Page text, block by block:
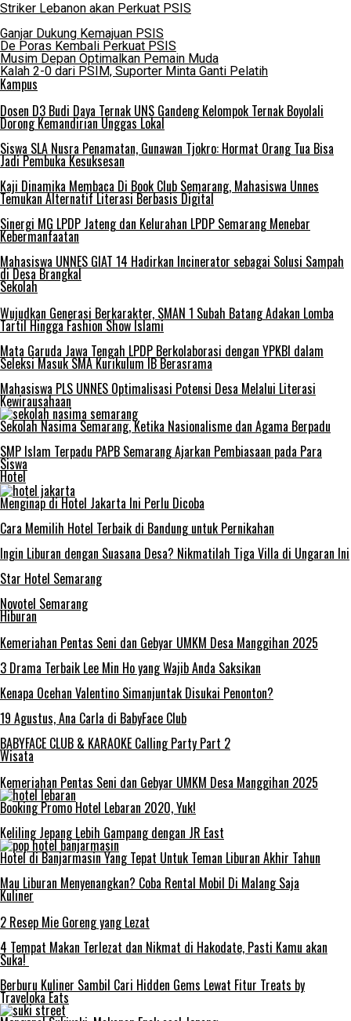
Striker Lebanon akan Perkuat PSIS
Ganjar Dukung Kemajuan PSIS
De Poras Kembali Perkuat PSIS
Musim Depan Optimalkan Pemain Muda
Kalah 2-0 dari PSIM, Suporter Minta Ganti Pelatih
Kampus
Dosen D3 Budi Daya Ternak UNS Gandeng Kelompok Ternak Boyolali
Dorong Kemandirian Unggas Lokal
Siswa SLA Nusra Penamatan, Gunawan Tjokro: Hormat Orang Tua Bisa
Jadi Pembuka Kesuksesan
Kaji Dinamika Membaca Di Book Club Semarang, Mahasiswa Unnes
Temukan Alternatif Literasi Berbasis Digital
Sinergi MG LPDP Jateng dan Kelurahan LPDP Semarang Menebar
Kebermanfaatan
Mahasiswa UNNES GIAT 14 Hadirkan Incinerator sebagai Solusi Sampah
di Desa Brangkal
Sekolah
Wujudkan Generasi Berkarakter, SMAN 1 Subah Batang Adakan Lomba
Tartil Hingga Fashion Show Islami
Mata Garuda Jawa Tengah LPDP Berkolaborasi dengan YPKBI dalam
Seleksi Masuk SMA Kurikulum IB Berasrama
Mahasiswa PLS UNNES Optimalisasi Potensi Desa Melalui Literasi
Kewirausahaan
Sekolah Nasima Semarang, Ketika Nasionalisme dan Agama Berpadu
SMP Islam Terpadu PAPB Semarang Ajarkan Pembiasaan pada Para
Siswa
Hotel
Menginap di Hotel Jakarta Ini Perlu Dicoba
Cara Memilih Hotel Terbaik di Bandung untuk Pernikahan
Ingin Liburan dengan Suasana Desa? Nikmatilah Tiga Villa di Ungaran Ini
Star Hotel Semarang
Novotel Semarang
Hiburan
Kemeriahan Pentas Seni dan Gebyar UMKM Desa Manggihan 2025
3 Drama Terbaik Lee Min Ho yang Wajib Anda Saksikan
Kenapa Ocehan Valentino Simanjuntak Disukai Penonton?
19 Agustus, Ana Carla di BabyFace Club
BABYFACE CLUB & KARAOKE Calling Party Part 2
Wisata
Kemeriahan Pentas Seni dan Gebyar UMKM Desa Manggihan 2025
Booking Promo Hotel Lebaran 2020, Yuk!
Keliling Jepang Lebih Gampang dengan JR East
Hotel di Banjarmasin Yang Tepat Untuk Teman Liburan Akhir Tahun
Mau Liburan Menyenangkan? Coba Rental Mobil Di Malang Saja
Kuliner
2 Resep Mie Goreng yang Lezat
4 Tempat Makan Terlezat dan Nikmat di Hakodate, Pasti Kamu akan
Suka!
Berburu Kuliner Sambil Cari Hidden Gems Lewat Fitur Treats by
Traveloka Eats